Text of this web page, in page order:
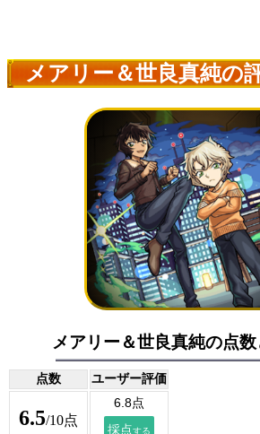
メアリー＆世良真純の
メアリー＆世良真純の点
点数 ユーザー評価
6.5/10点